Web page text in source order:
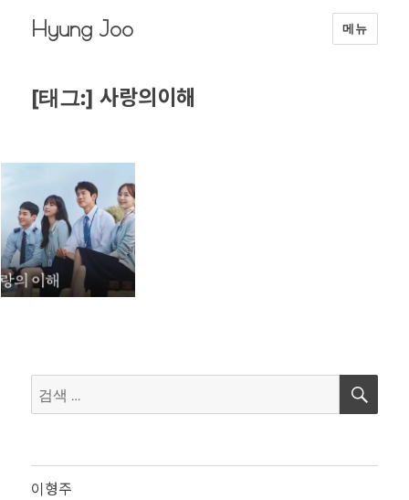
Hyung Joo 메뉴
[태그:]사랑의이해
검
색:
검
이형주